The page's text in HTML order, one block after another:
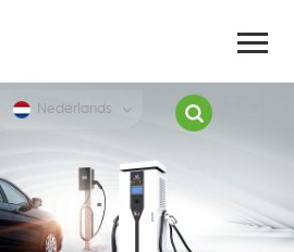
Nederlands